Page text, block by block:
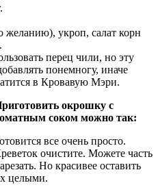
желанию), укроп, салат корн
перец чили, но эту
понемногу, иначе
в Кровавую Мэри.
окрошку с
соком можно так:
все очень просто.
очистите. Можете часть
Но красивее оставить
целыми.